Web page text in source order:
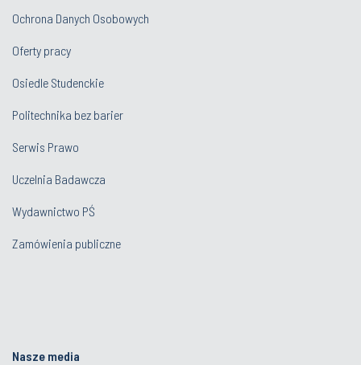
Ochrona Danych Osobowych
Oferty pracy
Osiedle Studenckie
Politechnika bez barier
Serwis Prawo
Uczelnia Badawcza
Wydawnictwo PŚ
Zamówienia publiczne
Nasze media